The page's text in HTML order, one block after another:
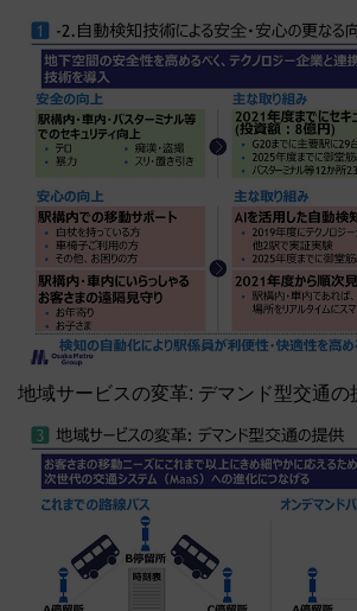
地域サービスの変革: デマンド型交通の